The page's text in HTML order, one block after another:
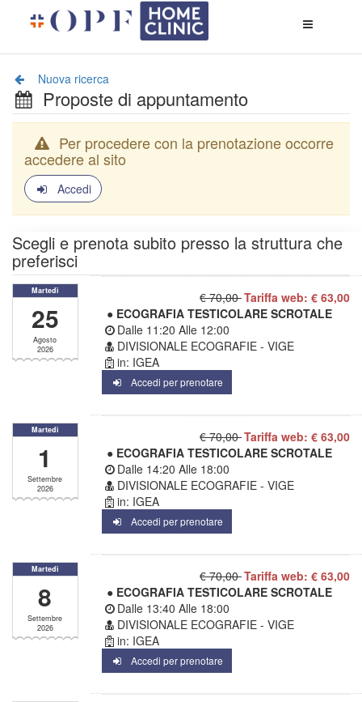
di
Nuova ricerca
Proposte di appuntamento
Per procedere con la prenotazione occorre
accedere al sito
Accedi
Scegli e prenota subito presso la struttura che
preferisci
Martedì
25
Agosto
2026
€ 70,00Tariffa web: € 63,00
● ECOGRAFIA TESTICOLARE SCROTALE
Dalle 11:20 Alle 12:00
DIVISIONALE ECOGRAFIE - VIGE
in: IGEA
Accedi per prenotare
Martedì
1
Settembre
2026
€ 70,00Tariffa web: € 63,00
● ECOGRAFIA TESTICOLARE SCROTALE
Dalle 14:20 Alle 18:00
DIVISIONALE ECOGRAFIE - VIGE
in: IGEA
Accedi per prenotare
Martedì
8
Settembre
2026
€ 70,00Tariffa web: € 63,00
● ECOGRAFIA TESTICOLARE SCROTALE
Dalle 13:40 Alle 18:00
DIVISIONALE ECOGRAFIE - VIGE
in: IGEA
Accedi per prenotare